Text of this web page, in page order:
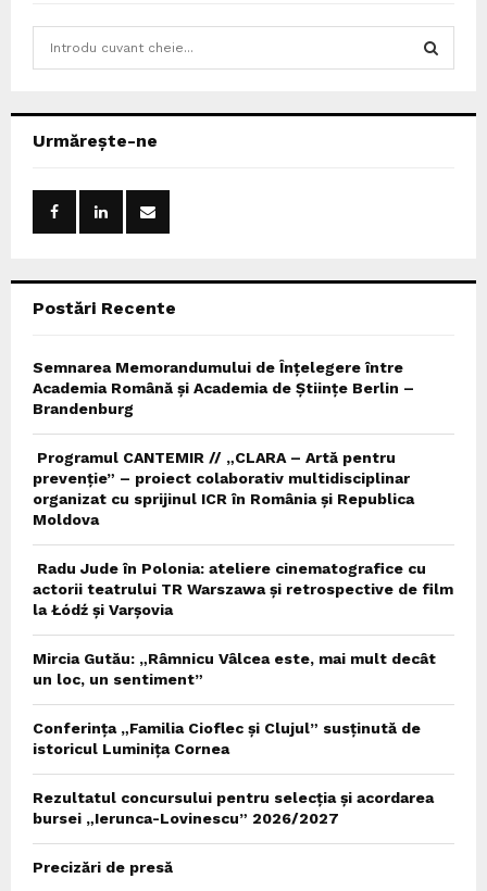
h
Urmărește-ne
Postări Recente
Semnarea Memorandumului de Înțelegere între
Academia Română și Academia de Științe Berlin –
Brandenburg
Programul CANTEMIR // „CLARA – Artă pentru
prevenție” – proiect colaborativ multidisciplinar
organizat cu sprijinul ICR în România și Republica
Moldova
Radu Jude în Polonia: ateliere cinematografice cu
actorii teatrului TR Warszawa și retrospective de film
la Łódź și Varșovia
Mircia Gutău: „Râmnicu Vâlcea este, mai mult decât
un loc, un sentiment”
Conferința „Familia Cioflec și Clujul” susținută de
istoricul Luminița Cornea
Rezultatul concursului pentru selecția și acordarea
bursei „Ierunca-Lovinescu” 2026/2027
Precizări de presă